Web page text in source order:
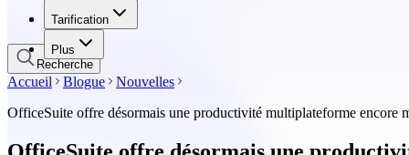
Tarification
Plus
Tarification
Recherche
Accueil Blogue
Nouvelles
OfficeSuite offre désormais une productivité multiplateforme encore